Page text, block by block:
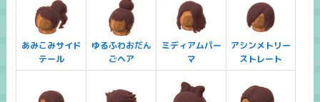
あみこみサイド
テール
ゆるふわおだん
ごヘア
ミディアムパー
マ
アシンメトリー
ストレート